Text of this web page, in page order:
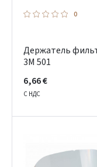
0
Держатель
3M 501
6,66 €
С НДС
Dar